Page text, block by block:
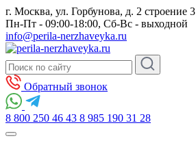
г. Москва, ул. Горбунова, д. 2 строение 3
Пн-Пт - 09:00-18:00, Сб-Вс - выходной
info@perila-nerzhaveyka.ru
Обратный звонок
8 800 250 46 43 8 985 190 31 28